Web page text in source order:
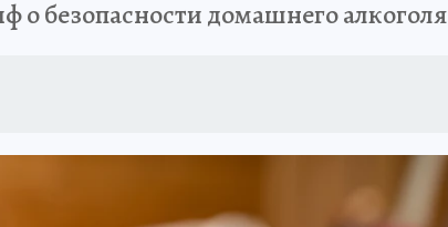
о безопасности домашнего алкоголя